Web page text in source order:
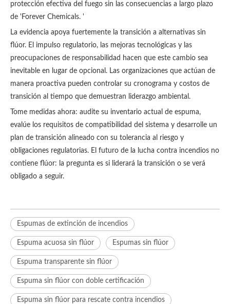
protección efectiva del fuego sin las consecuencias a largo plazo
de 'Forever Chemicals. '
La evidencia apoya fuertemente la transición a alternativas sin
flúor. El impulso regulatorio, las mejoras tecnológicas y las
preocupaciones de responsabilidad hacen que este cambio sea
inevitable en lugar de opcional. Las organizaciones que actúan de
manera proactiva pueden controlar su cronograma y costos de
transición al tiempo que demuestran liderazgo ambiental.
Tome medidas ahora: audite su inventario actual de espuma,
evalúe los requisitos de compatibilidad del sistema y desarrolle un
plan de transición alineado con su tolerancia al riesgo y
obligaciones regulatorias. El futuro de la lucha contra incendios no
contiene flúor: la pregunta es si liderará la transición o se verá
obligado a seguir.
Espumas de extinción de incendios
Espuma acuosa sin flúor Espumas sin flúor
Espuma transparente sin flúor
Espuma sin flúor con doble certificación
Espuma sin flúor para rescate contra incendios